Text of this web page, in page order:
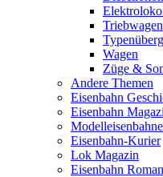
Triebwagen
Wagen
Züge &
Andere Themen
Eisenbahn
Eisenbahn
Eisenbahn-Kurier
Lok Magazin
Eisenbahn